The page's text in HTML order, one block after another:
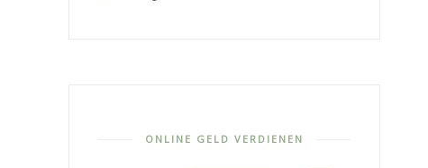
ONLINE GELD VERDIENEN